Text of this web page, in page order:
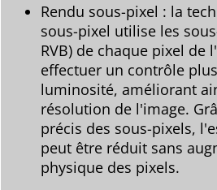
Rendu sous-pixel : la
sous-pixel utilise les
RVB) de chaque pixel de
effectuer un contrôle
luminosité, améliorant
résolution de l'image.
précis des sous-pixels,
peut être réduit sans
physique des pixels.